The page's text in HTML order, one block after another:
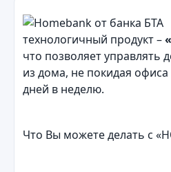
технологичный продукт –
что позволяет
из дома, не покидая
дней в неделю.
Что Вы можете делать с